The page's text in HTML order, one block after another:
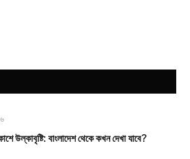
উল্কাবৃষ্টি: বাংলাদেশ থেকে কখন দেখা যাবে?